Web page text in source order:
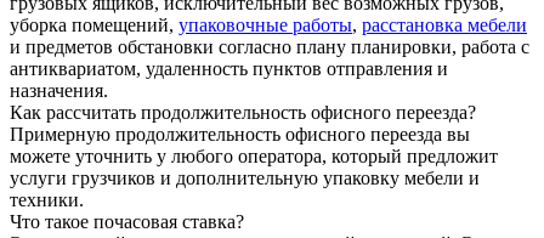
уборка помещений, упаковочные работы, расстановка мебели
и предметов обстановки согласно плану планировки, работа с
антиквариатом, удаленность пунктов отправления и
назначения.
Как рассчитать продолжительность офисного переезда?
Примерную продолжительность офисного переезда вы
можете уточнить у любого оператора, который предложит
услуги грузчиков и дополнительную упаковку мебели и
техники.
Что такое почасовая ставка?